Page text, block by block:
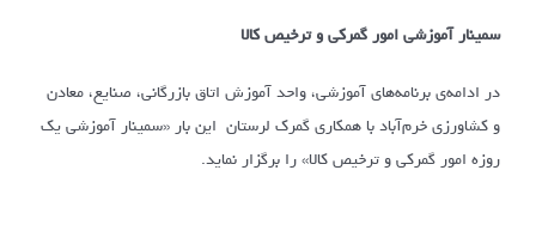
سمینارآموزشی امور گمرکی و ترخیص کالا
در ادامه‌ی برنامه‌های آموزشی، واحد آموزش اتاق بازرگانی، صنایع، معادن
و کشاورزی خرم‌آباد با همکاری گمرک لرستان این بار «سمینار آموزشی یک
روزه امور گمرکی و ترخیص کالا» را برگزار نماید.